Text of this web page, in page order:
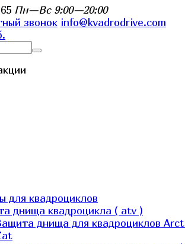
Пн—Вс 9:00—20:00
звонок info@kvadrodrive.com
для квадроциклов
днища квадроцикла ( atv )
днища для квадроциклов